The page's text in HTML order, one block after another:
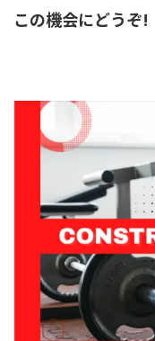
この機会にどうぞ!